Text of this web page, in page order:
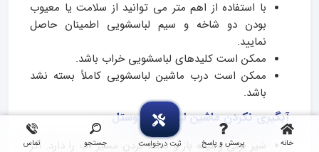
خانه پرسش و پاسخ ثبت درخواست جستجو تماس
با استفاده از اهم متر می توانید از سلامت یا معیوب
بودن دو شاخه و سیم لباسشویی اطمینان حاصل
نمایید.
ممکن است کلیدهای لباسشویی خراب باشد.
ممکن است درب ماشین لباسشویی کاملاً بسته نشد
باشد.
آبگیری نکردن ماشین لباسشویی وستل
شیر برقی وظیفه باز و بسته کردن مسیر آب را دارد. اگر